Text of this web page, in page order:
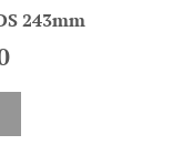
243mm